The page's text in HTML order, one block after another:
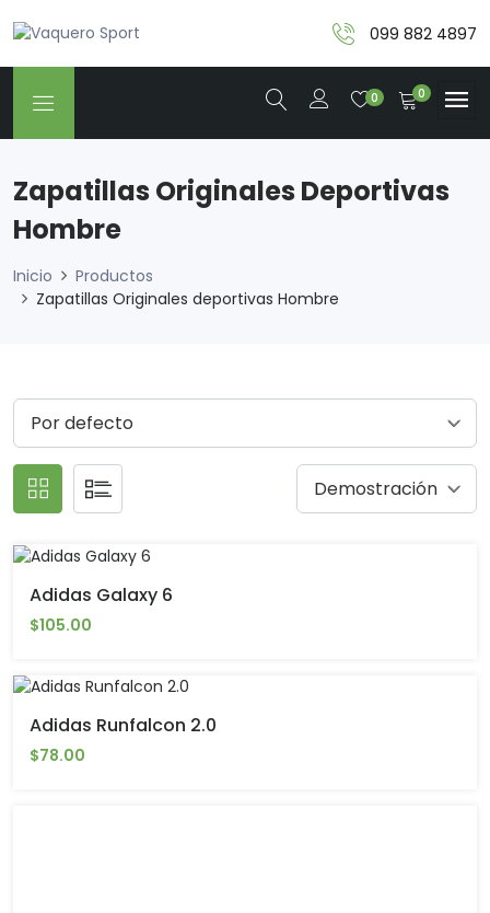
099 882 4897
0 0
Zapatillas Originales Deportivas
Hombre
Inicio
Productos
Zapatillas Originales deportivas Hombre
Adidas Galaxy 6
$105.00
Adidas Runfalcon 2.0
$78.00